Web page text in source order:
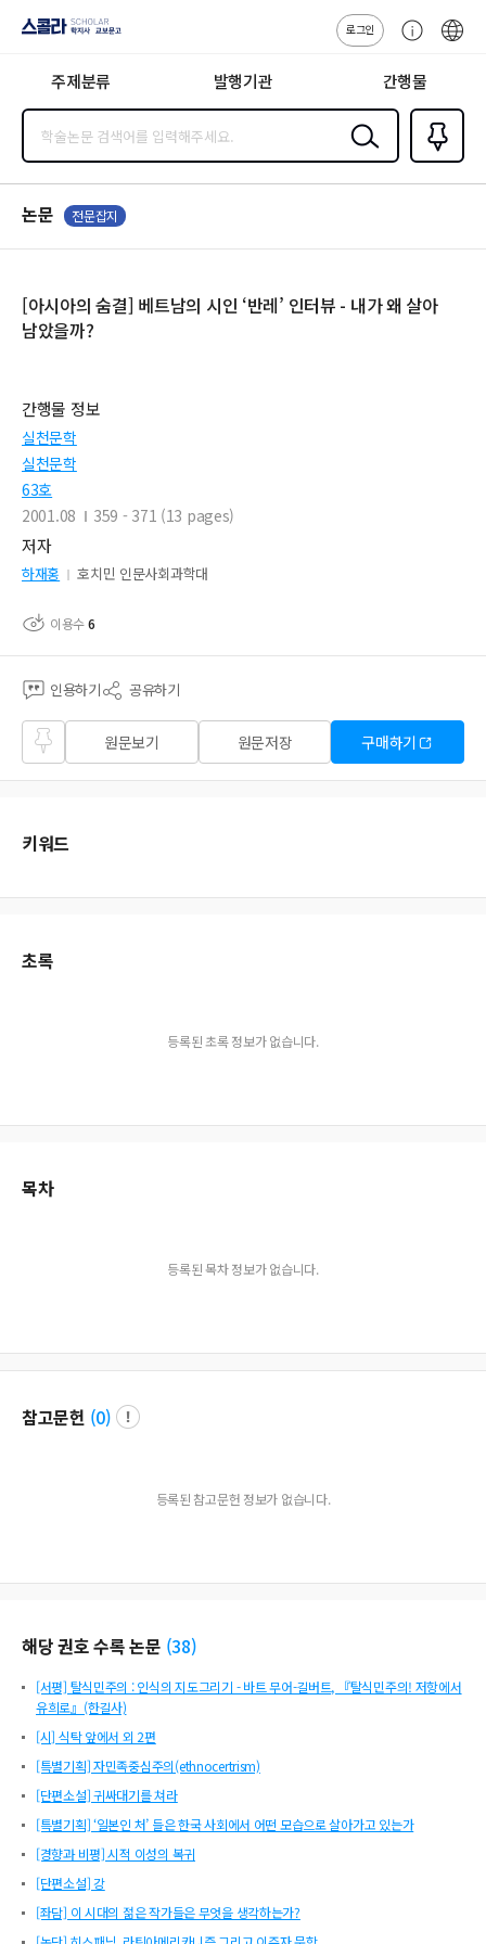
지사·교보문고
로그인
센
주제분류 발행기관 간행물
검색
즐겨찾
기0
논문 전문잡지
[아시아의 숨결] 베트남의 시인 ‘반레’ 인터뷰 - 내가 왜 살아
남았을까?
간행물 정보
실천문학
실천문학
63호
2001.08
359 - 371 (13 pages)
저자
하재홍 호치민 인문사회과학대
이용수6
인용하기 공유하기
즐겨
찾기
원문보기 원문저장 구매하기
키워드
초록
등록된 초록 정보가 없습니다.
목차
등록된 목차 정보가 없습니다.
참고문헌 (0)
등록된 참고문헌 정보가 없습니다.
해당 권호 수록 논문 (38)
[서평] 탈식민주의 : 인식의 지도그리기 - 바트 무어-길버트, 『탈식민주의! 저항에서
유희로』(한길사)
[시] 식탁 앞에서 외 2편
[특별기획] 자민족중심주의(ethnocertrism)
[단편소설] 귀싸대기를 쳐라
[특별기획] ‘일본인 처’ 들은 한국 사회에서 어떤 모습으로 살아가고 있는가
[경향과 비평] 시적 이성의 복귀
[단편소설] 강
[좌담] 이 시대의 젊은 작가들은 무엇을 생각하는가?